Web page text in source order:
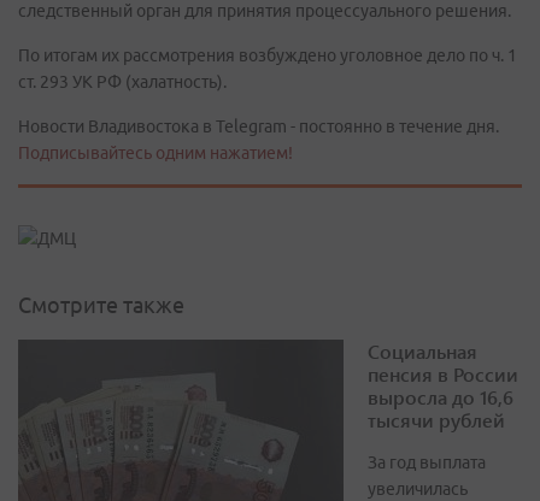
следственный орган для принятия процессуального решения.
По итогам их рассмотрения возбуждено уголовное дело по ч. 1
ст. 293 УК РФ (халатность).
Новости Владивостока в Telegram - постоянно в течение дня.
Подписывайтесь одним нажатием!
Смотрите также
Социальная
пенсия в России
выросла до 16,6
тысячи рублей
За год выплата
увеличилась